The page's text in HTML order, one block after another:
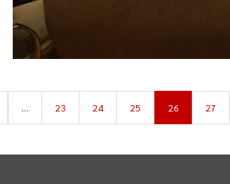
… 23 24 25 26 27